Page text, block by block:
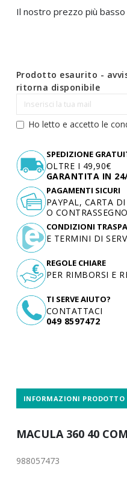
Il nostro prezzo più basso
Prodotto esaurito -
ritorna disponibile
Ho letto e accetto le
SPEDIZIONE
OLTRE I 49,90€
GARANTITA IN
TI SERVE AIUTO?
CONTATTACI
049 8597472
PAGAMENTI SICURI
PAYPAL, CARTA
O CONTRASSEGNO
CONDIZIONI
E TERMINI DI
REGOLE CHIARE
PER RIMBORSI E
INFORMAZIONI PRODOTTO
MACULA 360 40
988057473